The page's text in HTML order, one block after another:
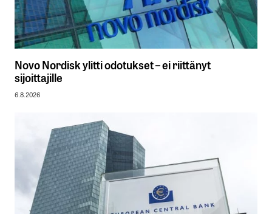
Novo Nordisk ylitti odotukset – ei riittänyt
sijoittajille
6.8.2026